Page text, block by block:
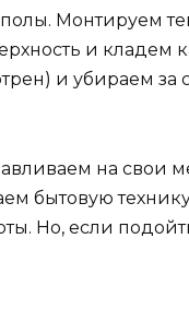
Монтируем
и кладем
и убираем за
на свои
бытовую
Но, если